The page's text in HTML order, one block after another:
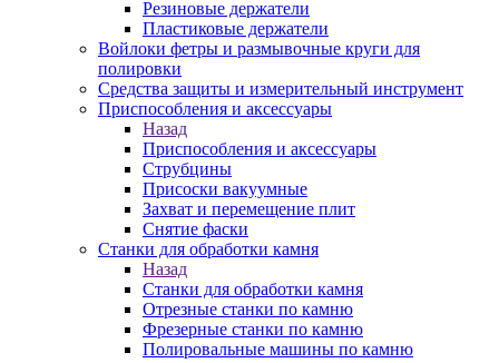
Резиновые держатели
Пластиковые держатели
Войлоки фетры и размывочные круги для
полировки
Средства защиты и измерительный инструмент
Приспособления и аксессуары
Назад
Приспособления и аксессуары
Струбцины
Присоски вакуумные
Захват и перемещение плит
Снятие фаски
Станки для обработки камня
Назад
Станки для обработки камня
Отрезные станки по камню
Фрезерные станки по камню
Полировальные машины по камню